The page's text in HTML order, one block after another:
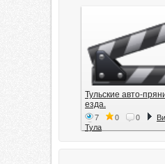
Тульские авто-
езда.
7 0 0
Тула